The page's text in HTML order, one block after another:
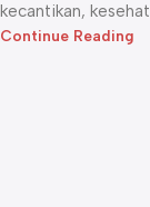
kecantikan,
Continue Reading